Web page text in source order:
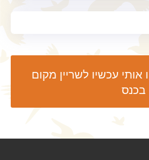
עכשיו לשריין מקום
בכנס